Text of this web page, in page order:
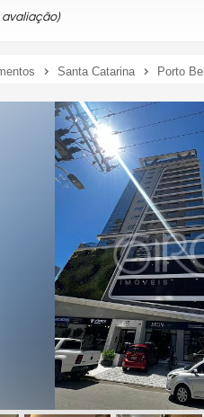
Santa Catarina Porto